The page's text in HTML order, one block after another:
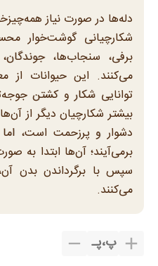
دله‌ها در صورت نیاز
شکارچیانی گوشت‌خوار
برفی، سنجاب‌ها،
می‌کنند. این حیوانات از
توانایی شکار و کشتن
بیشتر شکارچیان دیگر از
دشوار و پرزحمت است،
برمی‌آیند؛ آن‌ها ابتدا به
سپس با برگرداندن بدن
می‌کنند.
پ،پـ